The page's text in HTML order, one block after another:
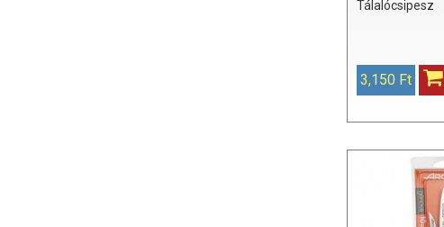
Tálalócsipesz
3,150 Ft